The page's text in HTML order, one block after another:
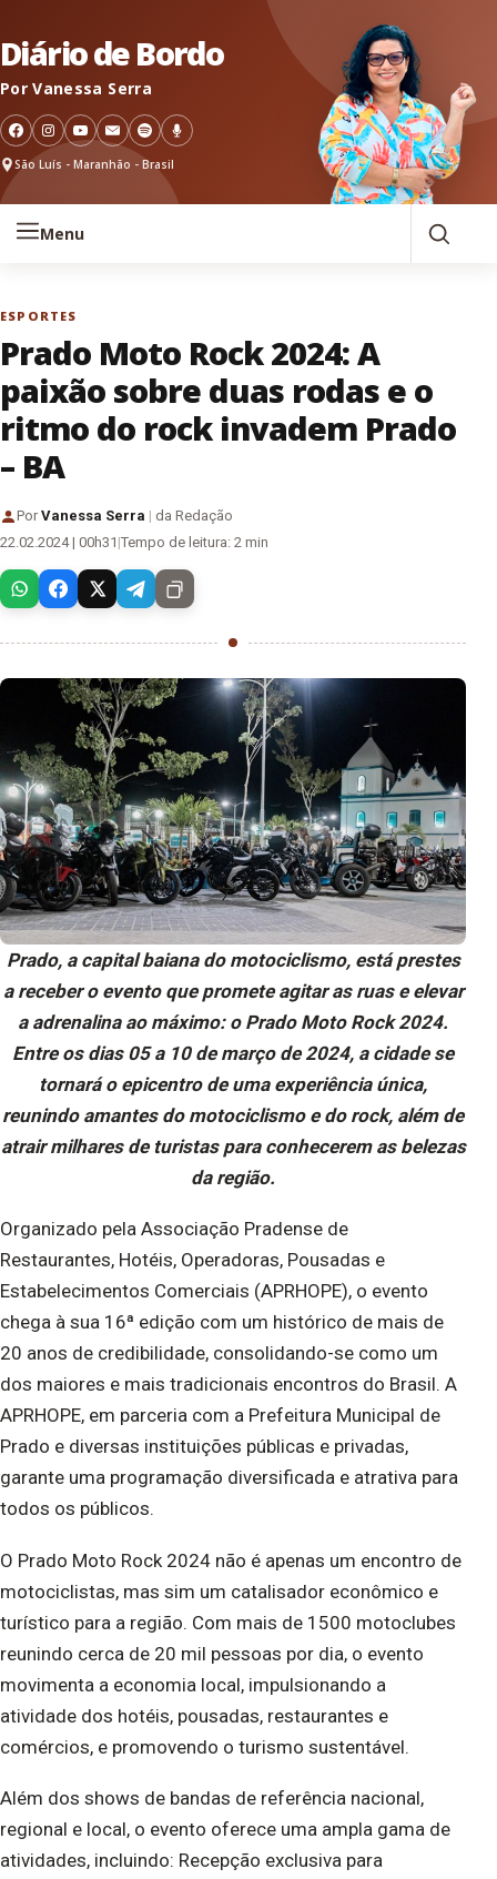
Diário de Bordo
Por Vanessa Serra
São Luís - Maranhão - Brasil
Menu
ESPORTES
Prado Moto Rock 2024: A
paixão sobre duas rodas e o
ritmo do rock invadem Prado
– BA
PorVanessa Serra | da Redação
22.02.2024 | 00h31 |Tempo de leitura: 2 min
Prado, a capital baiana do motociclismo, está prestes
a receber o evento que promete agitar as ruas e elevar
a adrenalina ao máximo: o Prado Moto Rock 2024.
Entre os dias 05 a 10 de março de 2024, a cidade se
tornará o epicentro de uma experiência única,
reunindo amantes do motociclismo e do rock, além de
atrair milhares de turistas para conhecerem as belezas
da região.
Organizado pela Associação Pradense de
Restaurantes, Hotéis, Operadoras, Pousadas e
Estabelecimentos Comerciais (APRHOPE), o evento
chega à sua 16ª edição com um histórico de mais de
20 anos de credibilidade, consolidando-se como um
dos maiores e mais tradicionais encontros do Brasil. A
APRHOPE, em parceria com a Prefeitura Municipal de
Prado e diversas instituições públicas e privadas,
garante uma programação diversificada e atrativa para
todos os públicos.
O Prado Moto Rock 2024 não é apenas um encontro de
motociclistas, mas sim um catalisador econômico e
turístico para a região. Com mais de 1500 motoclubes
reunindo cerca de 20 mil pessoas por dia, o evento
movimenta a economia local, impulsionando a
atividade dos hotéis, pousadas, restaurantes e
comércios, e promovendo o turismo sustentável.
Além dos shows de bandas de referência nacional,
regional e local, o evento oferece uma ampla gama de
atividades, incluindo: Recepção exclusiva para